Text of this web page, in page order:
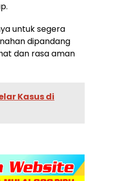
untuk segera
dipandang
dan rasa aman
Kasus di